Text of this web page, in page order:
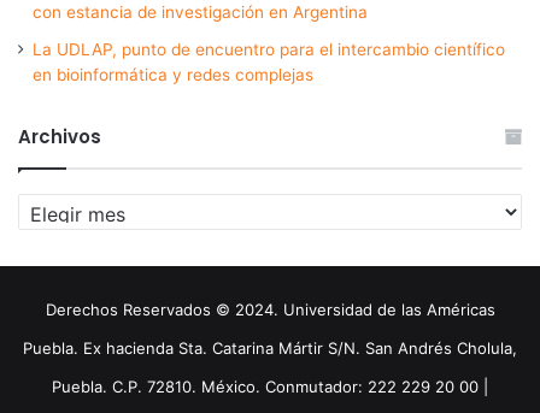
con estancia de investigación en Argentina
La UDLAP, punto de encuentro para el intercambio científico
en bioinformática y redes complejas
Archivos
Archivos
Derechos Reservados © 2024. Universidad de las Américas
Puebla. Ex hacienda Sta. Catarina Mártir S/N. San Andrés Cholula,
Puebla. C.P. 72810. México. Conmutador: 222 229 20 00 |